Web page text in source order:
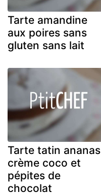
Tarte amandine
aux poires sans
gluten sans lait
Tarte tatin ananas
crème coco et
pépites de
chocolat